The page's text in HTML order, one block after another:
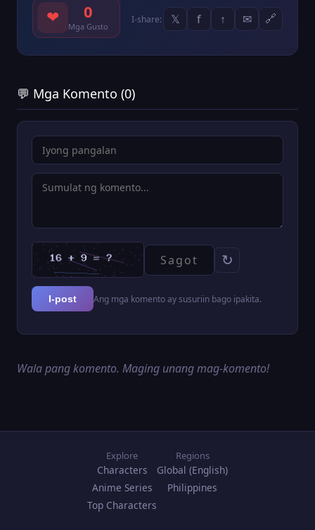
❤ 0
Mga Gusto
I-share: 𝕏 f ↑ ✉ 🔗
💬 Mga Komento (0)
↻
I-post Ang mga komento ay susuriin bago ipakita.
Wala pang komento. Maging unang mag-komento!
Explore
Characters
Anime Series
Top Characters
Regions
Global (English)
Philippines